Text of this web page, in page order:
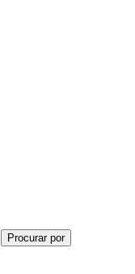
Procurar por